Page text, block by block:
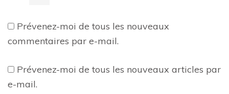
Prévenez-moi de tous les nouveaux
commentaires par e-mail.
Prévenez-moi de tous les nouveaux articles par
e-mail.